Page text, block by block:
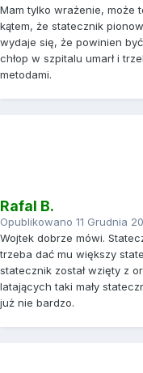
Mam tylko wrażenie, może
kątem, że statecznik
wydaje się, że powinien
chłop w szpitalu umarł i
metodami.
Rafal B.
Opublikowano 11 Grudnia
Wojtek dobrze mówi.
trzeba dać mu większy
statecznik został wzięty z
latających taki mały
już nie bardzo.